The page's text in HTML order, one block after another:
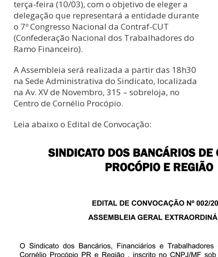
terça-feira (10/03), com o objetivo de eleger a
delegação que representará a entidade durante
o 7º Congresso Nacional da Contraf-CUT
(Confederação Nacional dos Trabalhadores do
Ramo Financeiro).
A Assembleia será realizada a partir das 18h30
na Sede Administrativa do Sindicato, localizada
na Av. XV de Novembro, 315 – sobreloja, no
Centro de Cornélio Procópio.
Leia abaixo o Edital de Convocação: